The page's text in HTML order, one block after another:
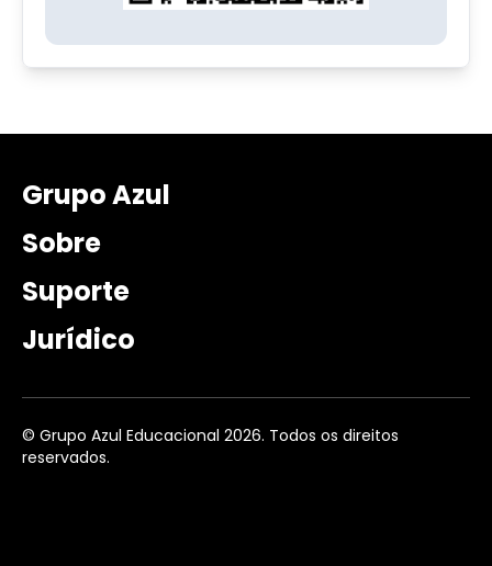
Grupo Azul
Sobre
Suporte
Jurídico
© Grupo Azul Educacional 2026. Todos os direitos
reservados.